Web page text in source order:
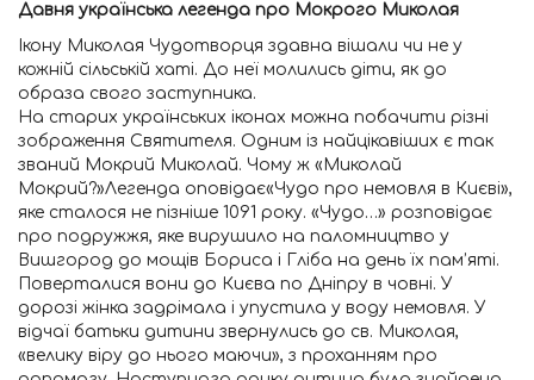
Давня українська легенда про Мокрого Миколая
Ікону Миколая Чудотворця здавна вішали чи не у
кожній сільській хаті. До неї молились діти, як до
образа свого заступника.
На старих українських іконах можна побачити різні
зображення Святителя. Одним із найцікавіших є так
званий Мокрий Миколай. Чому ж «Миколай
Мокрий?»Легенда оповідає«Чудо про немовля в Києві»,
яке сталося не пізніше 1091 року. «Чудо…» розповідає
про подружжя, яке вирушило на паломництво у
Вишгород до мощів Бориса і Гліба на день їх пам’яті.
Поверталися вони до Києва по Дніпру в човні. У
дорозі жінка задрімала і упустила у воду немовля. У
відчаї батьки дитини звернулись до св. Миколая,
«велику віру до нього маючи», з проханням про